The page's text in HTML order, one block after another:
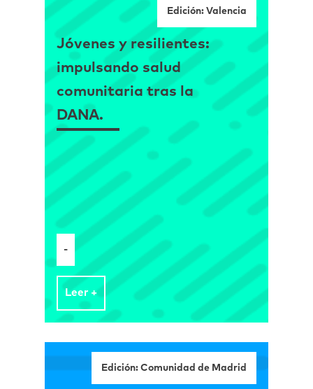
Edición: Valencia
Jóvenes y resilientes:
impulsando salud
comunitaria tras la
DANA.
-
Leer +
Edición: Comunidad de Madrid